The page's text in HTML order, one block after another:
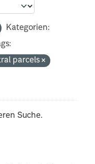
Kategorien:
parcels
Suche.